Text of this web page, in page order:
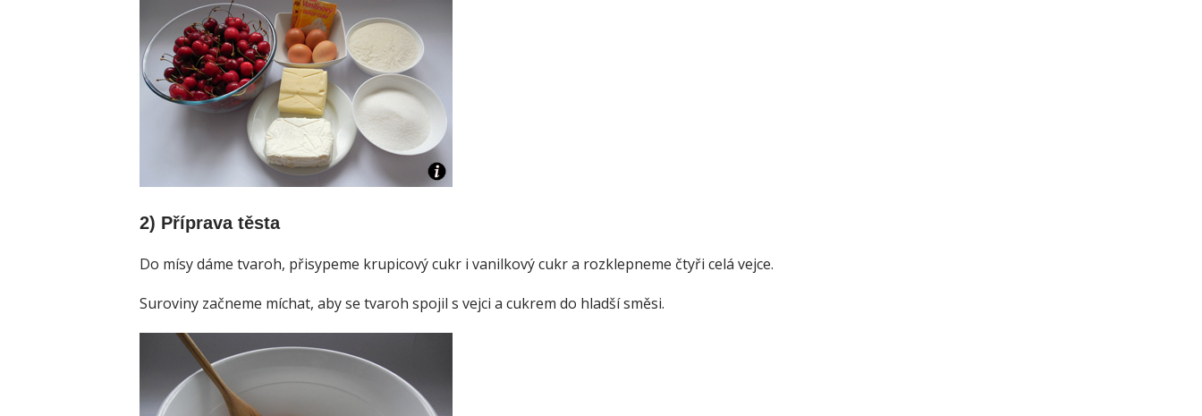
2) Příprava těsta
Do mísy dáme tvaroh, přisypeme krupicový cukr i vanilkový cukr a rozklepneme čtyři celá vejce.
Suroviny začneme míchat, aby se tvaroh spojil s vejci a cukrem do hladší směsi.